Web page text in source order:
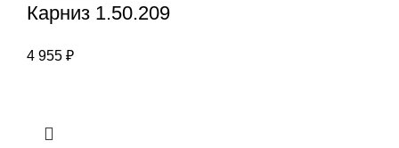
Карниз 1.50.209
4 955 ₽